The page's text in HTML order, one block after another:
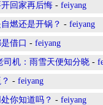
回家再后悔 - feiyang
燃还是开锅？ - feiyang
借口 - feiyang
司机：雨雪天便知分晓 -
- feiyang
你知道吗？ - feiyang